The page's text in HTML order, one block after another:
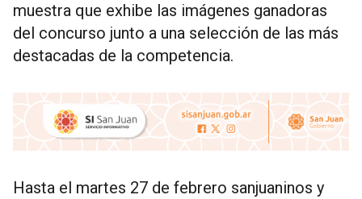
muestra que exhibe las imágenes ganadoras
del concurso junto a una selección de las más
destacadas de la competencia.
Hasta el martes 27 de febrero sanjuaninos y